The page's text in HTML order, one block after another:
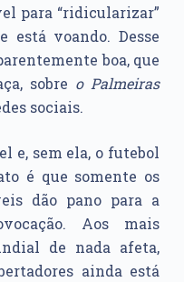
para “ridicularizar”
está voando. Desse
boa, que
sobre o Palmeiras
sociais.
e, sem ela, o futebol
é que somente os
dão pano para a
Aos mais
de nada afeta,
ainda está